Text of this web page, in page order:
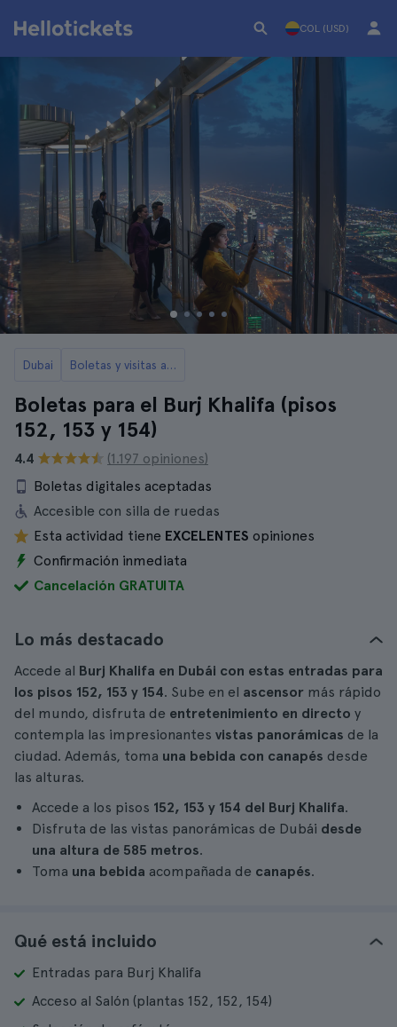
COL (USD)
Dubai Boletas y visitas al Burj Khalifa de Dubái
Boletas para el Burj Khalifa (pisos
152, 153 y 154)
4.4
(1.197 opiniones)
Boletas digitales aceptadas
Accesible con silla de ruedas
Esta actividad tiene EXCELENTES opiniones
Confirmación inmediata
Cancelación GRATUITA
Lo más destacado
Accede al Burj Khalifa en Dubái con estas entradas para
los pisos 152, 153 y 154. Sube en el ascensor más rápido
del mundo, disfruta de entretenimiento en directo y
contempla las impresionantes vistas panorámicas de la
ciudad. Además, toma una bebida con canapés desde
las alturas.
Accede a los pisos 152, 153 y 154 del Burj Khalifa.
Disfruta de las vistas panorámicas de Dubái desde
una altura de 585 metros.
Toma una bebida acompañada de canapés.
Qué está incluido
Entradas para Burj Khalifa
Acceso al Salón (plantas 152, 152, 154)